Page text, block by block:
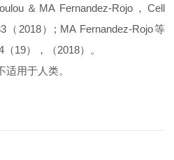
＆MA Fernandez-Rojo，Cell
2018）; MA Fernandez-Rojo等
19），（2018）。
用于人类。